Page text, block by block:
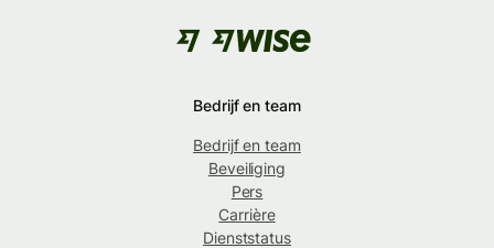
Bedrijf en team
Bedrijf en team
Beveiliging
Pers
Carrière
Dienststatus